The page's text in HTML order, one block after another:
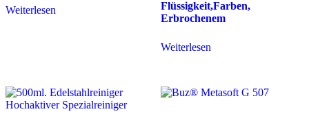
Weiterlesen
Flüssigkeit,Farben,
Erbrochenem
Weiterlesen